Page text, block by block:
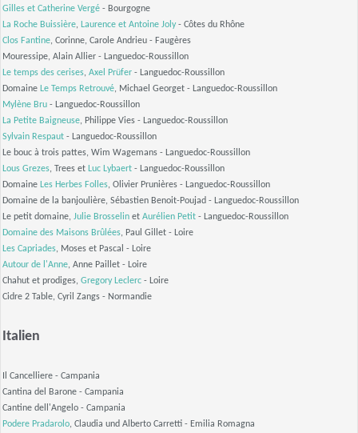
Gilles et Catherine Vergé - Bourgogne
La Roche Buissière, Laurence et Antoine Joly - Côtes du Rhône
Clos Fantine, Corinne, Carole Andrieu - Faugères
Mouressipe, Alain Allier - Languedoc-Roussillon
Le temps des cerises, Axel Prüfer - Languedoc-Roussillon
Domaine Le Temps Retrouvé, Michael Georget - Languedoc-Roussillon
Mylène Bru - Languedoc-Roussillon
La Petite Baigneuse, Philippe Vies - Languedoc-Roussillon
Sylvain Respaut - Languedoc-Roussillon
Le bouc à trois pattes, Wim Wagemans - Languedoc-Roussillon
Lous Grezes, Trees et Luc Lybaert - Languedoc-Roussillon
Domaine Les Herbes Folles, Olivier Prunières - Languedoc-Roussillon
Domaine de la banjoulière, Sébastien Benoit-Poujad - Languedoc-Roussillon
Le petit domaine, Julie Brosselin et Aurélien Petit - Languedoc-Roussillon
Domaine des Maisons Brûlées, Paul Gillet - Loire
Les Capriades, Moses et Pascal - Loire
Autour de l'Anne, Anne Paillet - Loire
Chahut et prodiges, Gregory Leclerc - Loire
Cidre 2 Table, Cyril Zangs - Normandie
Italien
Il Cancelliere - Campania
Cantina del Barone - Campania
Cantine dell'Angelo - Campania
Podere Pradarolo, Claudia und Alberto Carretti - Emilia Romagna